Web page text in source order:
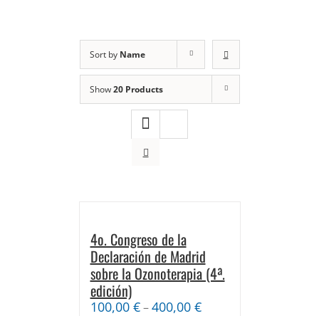
Sort by Name
Show20 Products
4o. Congreso de la
Declaración de Madrid
sobre la Ozonoterapia (4ª.
edición)
100,00 €–400,00 €